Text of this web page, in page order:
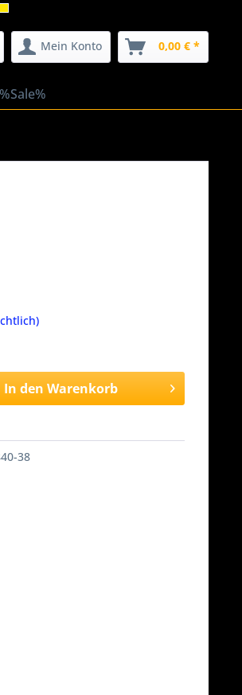
Mein Konto 0,00 € *
%Sale%
In den Warenkorb
38